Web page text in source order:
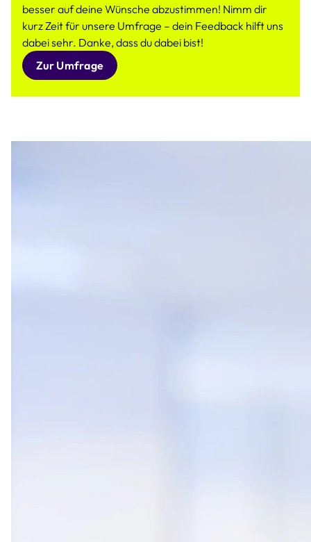
besser auf deine Wünsche abzustimmen! Nimm dir
kurz Zeit für unsere Umfrage – dein Feedback hilft uns
dabei sehr. Danke, dass du dabei bist!
Zur Umfrage